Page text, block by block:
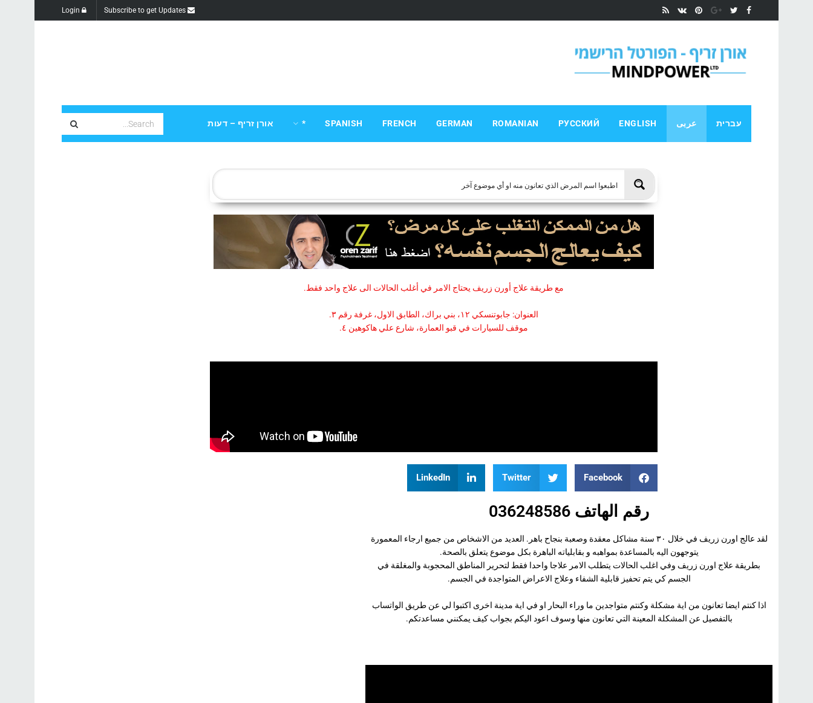
עברית عربى ENGLISH
РУССКИЙ
ROMANIAN
GERMAN
FRENCH
SPANISH
* אורן זריף – דעות
مع طريقة علاج أورن زريف يحتاج الامر في أغلب الحالات الى علاج واحد فقط.
العنوان: جابوتنسكي ١٢، بني براك، الطابق الاول، غرفة رقم ٣.
موقف للسيارات في قبو العمارة، شارع علي هاكوهين ٤.
Facebook
Twitter
LinkedIn
رقم الهاتف 036248586
لقد عالج اورن زريف في خلال ٣٠ سنة مشاكل معقدة وصعبة بنجاح باهر. العديد من الاشخاص من جميع ارجاء المعمورة
يتوجهون اليه بالمساعدة بمواهبه و بقابلياته الباهرة بكل موضوع يتعلق بالصحة.
بطريقة علاج اورن زريف وفي اغلب الحالات يتطلب الامر علاجا واحدا فقط لتحرير المناطق المحجوبة والمغلقة في
الجسم كي يتم تحفيز قابلية الشفاء وعلاج الاعراض المتواجدة في الجسم.
اذا كنتم ايضا تعانون من اية مشكلة وكنتم متواجدين ما وراء البحار او في اية مدينة اخرى اكتبوا لي عن طريق الواتساب
بالتفصيل عن المشكلة المعينة التي تعانون منها وسوف اعود اليكم بجواب كيف يمكنني مساعدتكم.